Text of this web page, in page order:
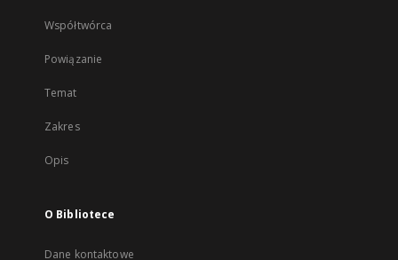
Współtwórca
Powiązanie
Temat
Zakres
Opis
O Bibliotece
Dane kontaktowe